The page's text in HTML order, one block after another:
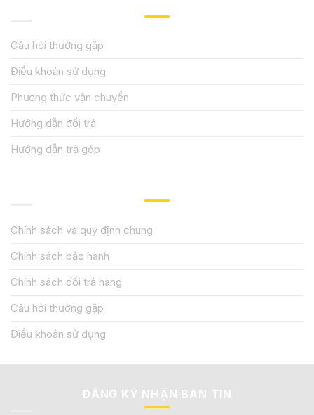
Câu hỏi thường gặp
Điều khoản sử dụng
Phương thức vận chuyển
Hướng dẫn đổi trả
Hướng dẫn trả góp
Chính sách và quy định chung
Chính sách bảo hành
Chính sách đổi trả hàng
Câu hỏi thường gặp
Điều khoản sử dụng
ĐĂNG KÝ NHẬN BẢN TIN